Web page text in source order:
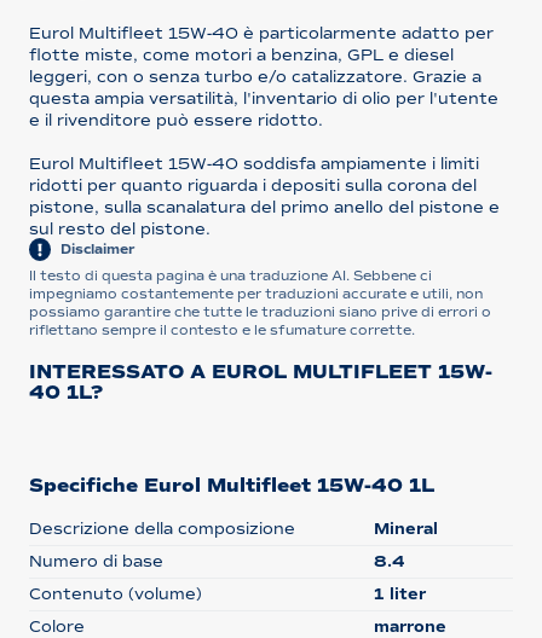
Eurol Multifleet 15W-40 è particolarmente adatto per
flotte miste, come motori a benzina, GPL e diesel
leggeri, con o senza turbo e/o catalizzatore. Grazie a
questa ampia versatilità, l'inventario di olio per l'utente
e il rivenditore può essere ridotto.
Eurol Multifleet 15W-40 soddisfa ampiamente i limiti
ridotti per quanto riguarda i depositi sulla corona del
pistone, sulla scanalatura del primo anello del pistone e
sul resto del pistone.
Disclaimer
Il testo di questa pagina è una traduzione AI. Sebbene ci
impegniamo costantemente per traduzioni accurate e utili, non
possiamo garantire che tutte le traduzioni siano prive di errori o
riflettano sempre il contesto e le sfumature corrette.
INTERESSATO A EUROL MULTIFLEET 15W-
40 1L?
Specifiche Eurol Multifleet 15W-40 1L
Descrizione della composizione
Mineral
Numero di base
8.4
Contenuto (volume)
1 liter
Colore
marrone